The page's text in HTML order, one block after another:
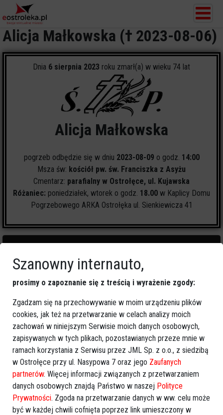
Alicja Małkowska († 2023-08-06)
Dnia 6 sierpnia 2023 roku zmarł(a) w wieku 74 lat
Alicja Małkowska
pogrzeb odbędzie się w dniu 2023-08-09 o godz. 14:00
Msza św: kościół pw. św. Franciszka z Asyżu
Cmentarz: parafialny w Ostrołęce, ul. Kujawska
Różaniec: poniedziałek, wtorek o godz. 18.00 w Kaplicy Domu
Pogrzebowego ARKA Ostrołęka ul. Sienkiewicza 41
4zapalonych świeczek
🕯Zapal świeczkę ↗Udostępnij
wróć
Szanowny internauto,
prosimy o zapoznanie się z treścią i wyrażenie zgody:
Zgadzam się na przechowywanie w moim urządzeniu plików
cookies, jak też na przetwarzanie w celach analizy moich
zachowań w niniejszym Serwisie moich danych osobowych,
zapisywanych w tych plikach, pozostawianych przeze mnie w
ramach korzystania z Serwisu przez JML Sp. z o.o., z siedzibą
w Ostrołęce przy ul. Nasypowa 7 oraz jego Zaufanych
partnerów. Więcej informacji związanych z przetwarzaniem
danych osobowych znajdą Państwo w naszej Polityce
Prywatności. Zgoda na przetwarzanie danych w ww. celu może
być w każdej chwili cofnięta poprzez link umieszczony w